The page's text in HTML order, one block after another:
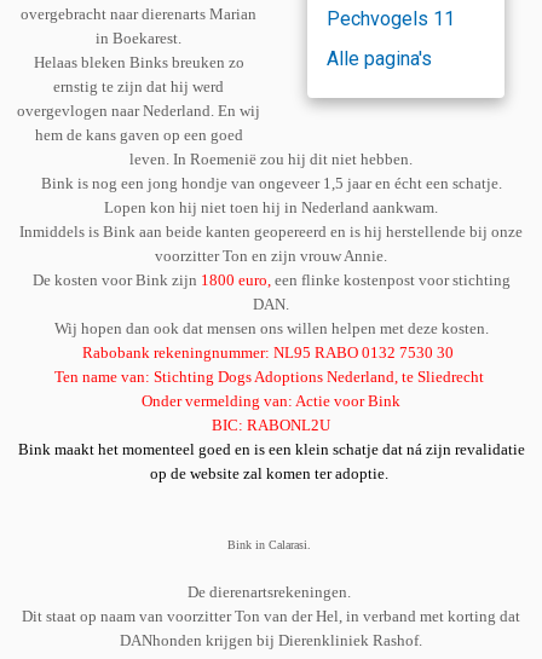
Pechvogels 11
Alle pagina's
overgebracht naar dierenarts Marian
in Boekarest.
Helaas bleken Binks breuken zo
ernstig te zijn dat hij werd
overgevlogen naar Nederland. En wij
hem de kans gaven op een goed
leven. In Roemenië zou hij dit niet hebben.
Bink is nog een jong hondje van ongeveer 1,5 jaar en écht een schatje.
Lopen kon hij niet toen hij in Nederland aankwam.
Inmiddels is Bink aan beide kanten geopereerd en is hij herstellende bij onze
voorzitter Ton en zijn vrouw Annie.
De kosten voor Bink zijn 1800 euro, een flinke kostenpost voor stichting
DAN.
Wij hopen dan ook dat mensen ons willen helpen met deze kosten.
Rabobank rekeningnummer: NL95 RABO 0132 7530 30
Ten name van: Stichting Dogs Adoptions Nederland, te Sliedrecht
Onder vermelding van: Actie voor Bink
BIC: RABONL2U
Bink maakt het momenteel goed en is een klein schatje dat ná zijn revalidatie
op de website zal komen ter adoptie.
Bink in Calarasi.
De dierenartsrekeningen.
Dit staat op naam van voorzitter Ton van der Hel, in verband met korting dat
DANhonden krijgen bij Dierenkliniek Rashof.